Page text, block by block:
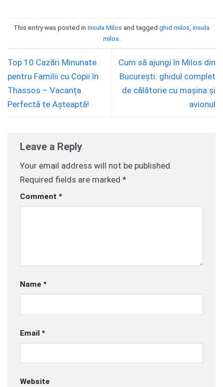
This entry was posted in Insula Milos and tagged ghid milos insula
milos
Top 10 Cazări Minunate
pentru Familii cu Copii în
Thassos – Vacanța
Perfectă te Așteaptă!
Cum să ajungi în Milos din
București: ghidul complet
de călătorie cu mașina și
avionul
Leave a Reply
Your email address will not be published.
Required fields are marked *
Comment *
Name *
Email *
Website